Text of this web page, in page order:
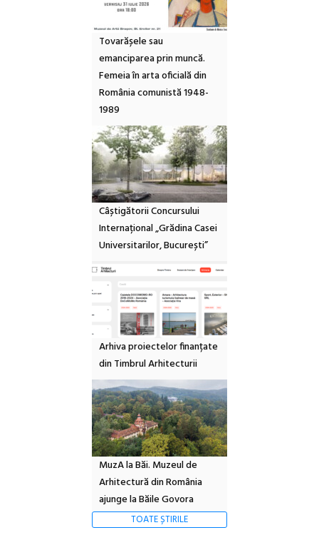
Tovarășele sau
emanciparea prin muncă.
Femeia în arta oficială din
România comunistă 1948-
1989
Câștigătorii Concursului
Internațional „Grădina Casei
Universitarilor, București”
Arhiva proiectelor finanțate
din Timbrul Arhitecturii
MuzA la Băi. Muzeul de
Arhitectură din România
ajunge la Băile Govora
TOATE ȘTIRILE